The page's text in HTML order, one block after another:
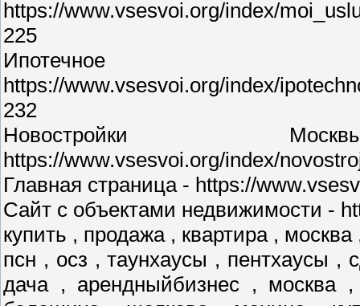
https://www.vsesvoi.org/index/
225
Ипотечное
https://www.vsesvoi.org/index/
232
Новостройки
https://www.vsesvoi.org/index/
Главная страница - https://
Сайт с объектами недвижимости -
купить , продажа , квартира ,
псн , осз , таунхаусы , пентхаусы ,
дача , арендныйбизнес , москва